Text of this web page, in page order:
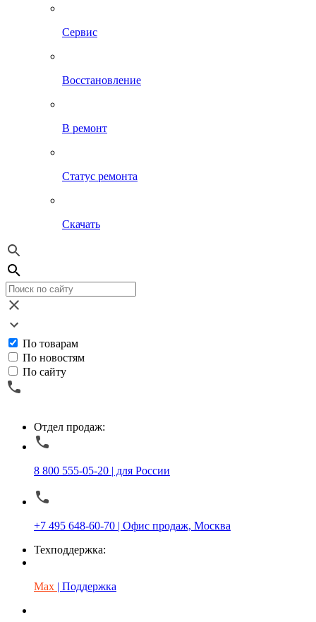
Сервис
Восстановление
В ремонт
Статус ремонта
Скачать
По товарам
По новостям
По сайту
Отдел продаж:
8 800 555-05-20 | для России
+7 495 648-60-70 | Офис продаж, Москва
Техподдержка:
Max | Поддержка